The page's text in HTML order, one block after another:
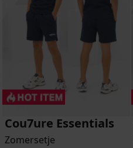
Cou7ure Essentials
Zomersetje